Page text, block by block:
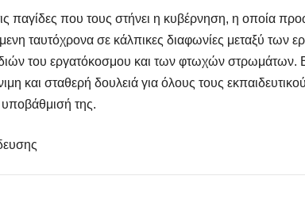
παγίδες που τους στήνει η κυβέρνηση, η οποία
ταυτόχρονα σε κάλπικες διαφωνίες μεταξύ
του εργατόκοσμου και των φτωχών στρωμάτων.
και σταθερή δουλειά για όλους τους
υποβάθμισή της.